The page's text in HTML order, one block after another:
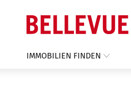
IMMOBILIEN FINDEN